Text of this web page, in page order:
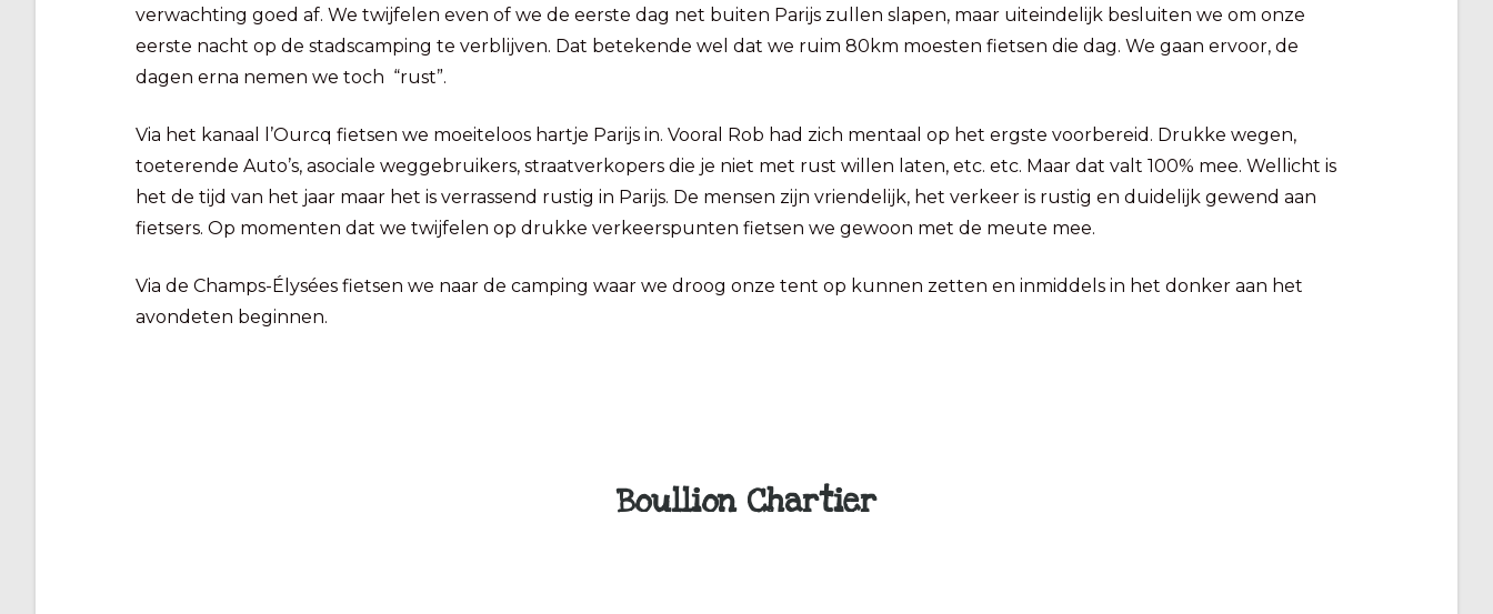
verwachting goed af. We twijfelen even of we de eerste dag net buiten Parijs zullen slapen, maar uiteindelijk besluiten we om onze
eerste nacht op de stadscamping te verblijven. Dat betekende wel dat we ruim 80km moesten fietsen die dag. We gaan ervoor, de
dagen erna nemen we toch “rust”.
Via het kanaal l’Ourcq fietsen we moeiteloos hartje Parijs in. Vooral Rob had zich mentaal op het ergste voorbereid. Drukke wegen,
toeterende Auto’s, asociale weggebruikers, straatverkopers die je niet met rust willen laten, etc. etc. Maar dat valt 100% mee. Wellicht is
het de tijd van het jaar maar het is verrassend rustig in Parijs. De mensen zijn vriendelijk, het verkeer is rustig en duidelijk gewend aan
fietsers. Op momenten dat we twijfelen op drukke verkeerspunten fietsen we gewoon met de meute mee.
Via de Champs-Élysées fietsen we naar de camping waar we droog onze tent op kunnen zetten en inmiddels in het donker aan het
avondeten beginnen.
Boullion Chartier